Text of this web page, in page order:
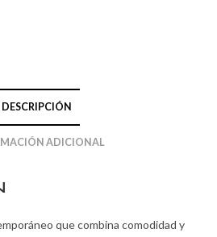
DESCRIPCIÓN
ADICIONAL
que combina comodidad y